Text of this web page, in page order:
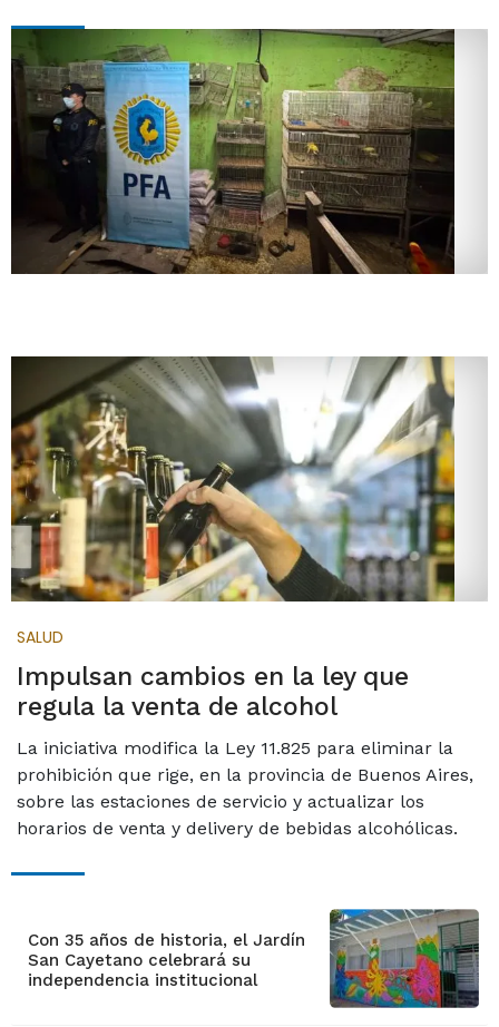
SALUD
Impulsan cambios en la ley que
regula la venta de alcohol
La iniciativa modifica la Ley 11.825 para eliminar la
prohibición que rige, en la provincia de Buenos Aires,
sobre las estaciones de servicio y actualizar los
horarios de venta y delivery de bebidas alcohólicas.
Con 35 años de historia, el Jardín
San Cayetano celebrará su
independencia institucional